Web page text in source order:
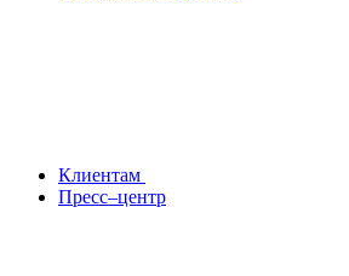
Клиентам
Пресс–центр